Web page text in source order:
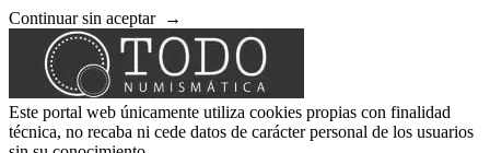
Continuar sin aceptar →
Este portal web únicamente utiliza cookies propias con finalidad
técnica, no recaba ni cede datos de carácter personal de los usuarios